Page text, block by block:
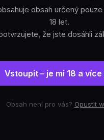
obsah určený
18 let.
že jste dosáhli
Vstoupit – je mi 18 a
Obsah není pro vás? Opustit